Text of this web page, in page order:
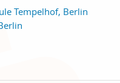
Tempelhof, Berlin